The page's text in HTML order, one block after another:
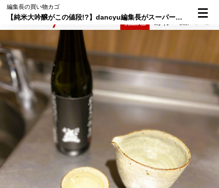
編集長の買い物カゴ
【純米大吟醸がこの値段!?】dancyu編集長がスーパーの日本酒を片っ端から飲んで、初めてリピートした酒